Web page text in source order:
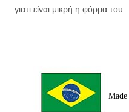
γιατι είναι μικρή η φόρμα του.